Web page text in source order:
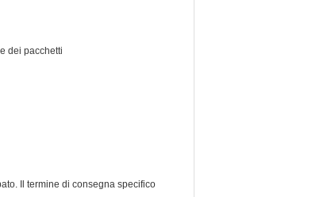
dei pacchetti
Il termine di consegna specifico